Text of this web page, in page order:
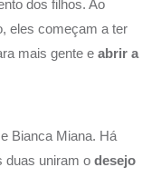
dos filhos. Ao
eles começam a ter
mais gente e abrir a
Bianca Miana. Há
duas uniram o desejo